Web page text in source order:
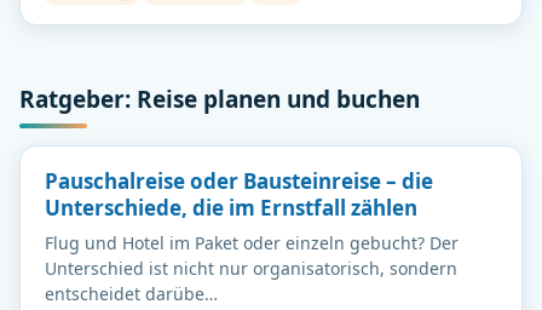
Ratgeber: Reise planen und buchen
Pauschalreise oder Bausteinreise – die
Unterschiede, die im Ernstfall zählen
Flug und Hotel im Paket oder einzeln gebucht? Der
Unterschied ist nicht nur organisatorisch, sondern
entscheidet darübe…